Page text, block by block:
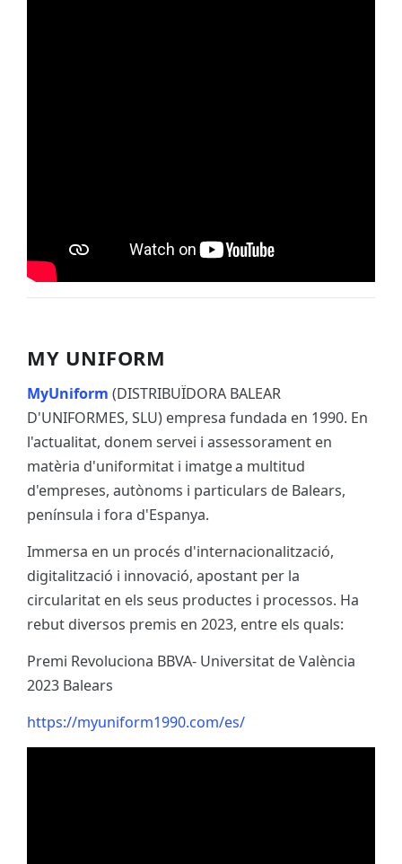
MY UNIFORM
MyUniform (DISTRIBUÏDORA BALEAR
D'UNIFORMES, SLU) empresa fundada en 1990. En
l'actualitat, donem servei i assessorament en
matèria d'uniformitat i imatge a multitud
d'empreses, autònoms i particulars de Balears,
península i fora d'Espanya.
Immersa en un procés d'internacionalització,
digitalització i innovació, apostant per la
circularitat en els seus productes i processos. Ha
rebut diversos premis en 2023, entre els quals:
Premi Revoluciona BBVA- Universitat de València
2023 Balears
https://myuniform1990.com/es/